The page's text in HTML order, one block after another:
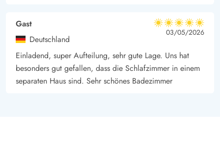
Gast
Deutschland
5 von 5
5 von 5
5 out of 5
03/05/2026
Einladend, super Aufteilung, sehr gute Lage. Uns hat
besonders gut gefallen, dass die Schlafzimmer in einem
separaten Haus sind. Sehr schönes Badezimmer